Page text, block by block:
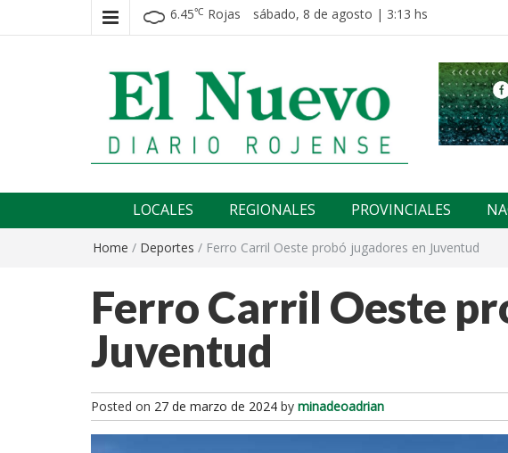
6.45℃ Rojas sábado, 8 de agosto | 3:13 hs
El nuevo rojense
LOCALES REGIONALES PROVINCIALES
Home / Deportes / Ferro Carril Oeste probó jugadores en Juventud
Ferro Carril Oeste
Juventud
Posted on 27 de marzo de 2024 by minadeoadrian